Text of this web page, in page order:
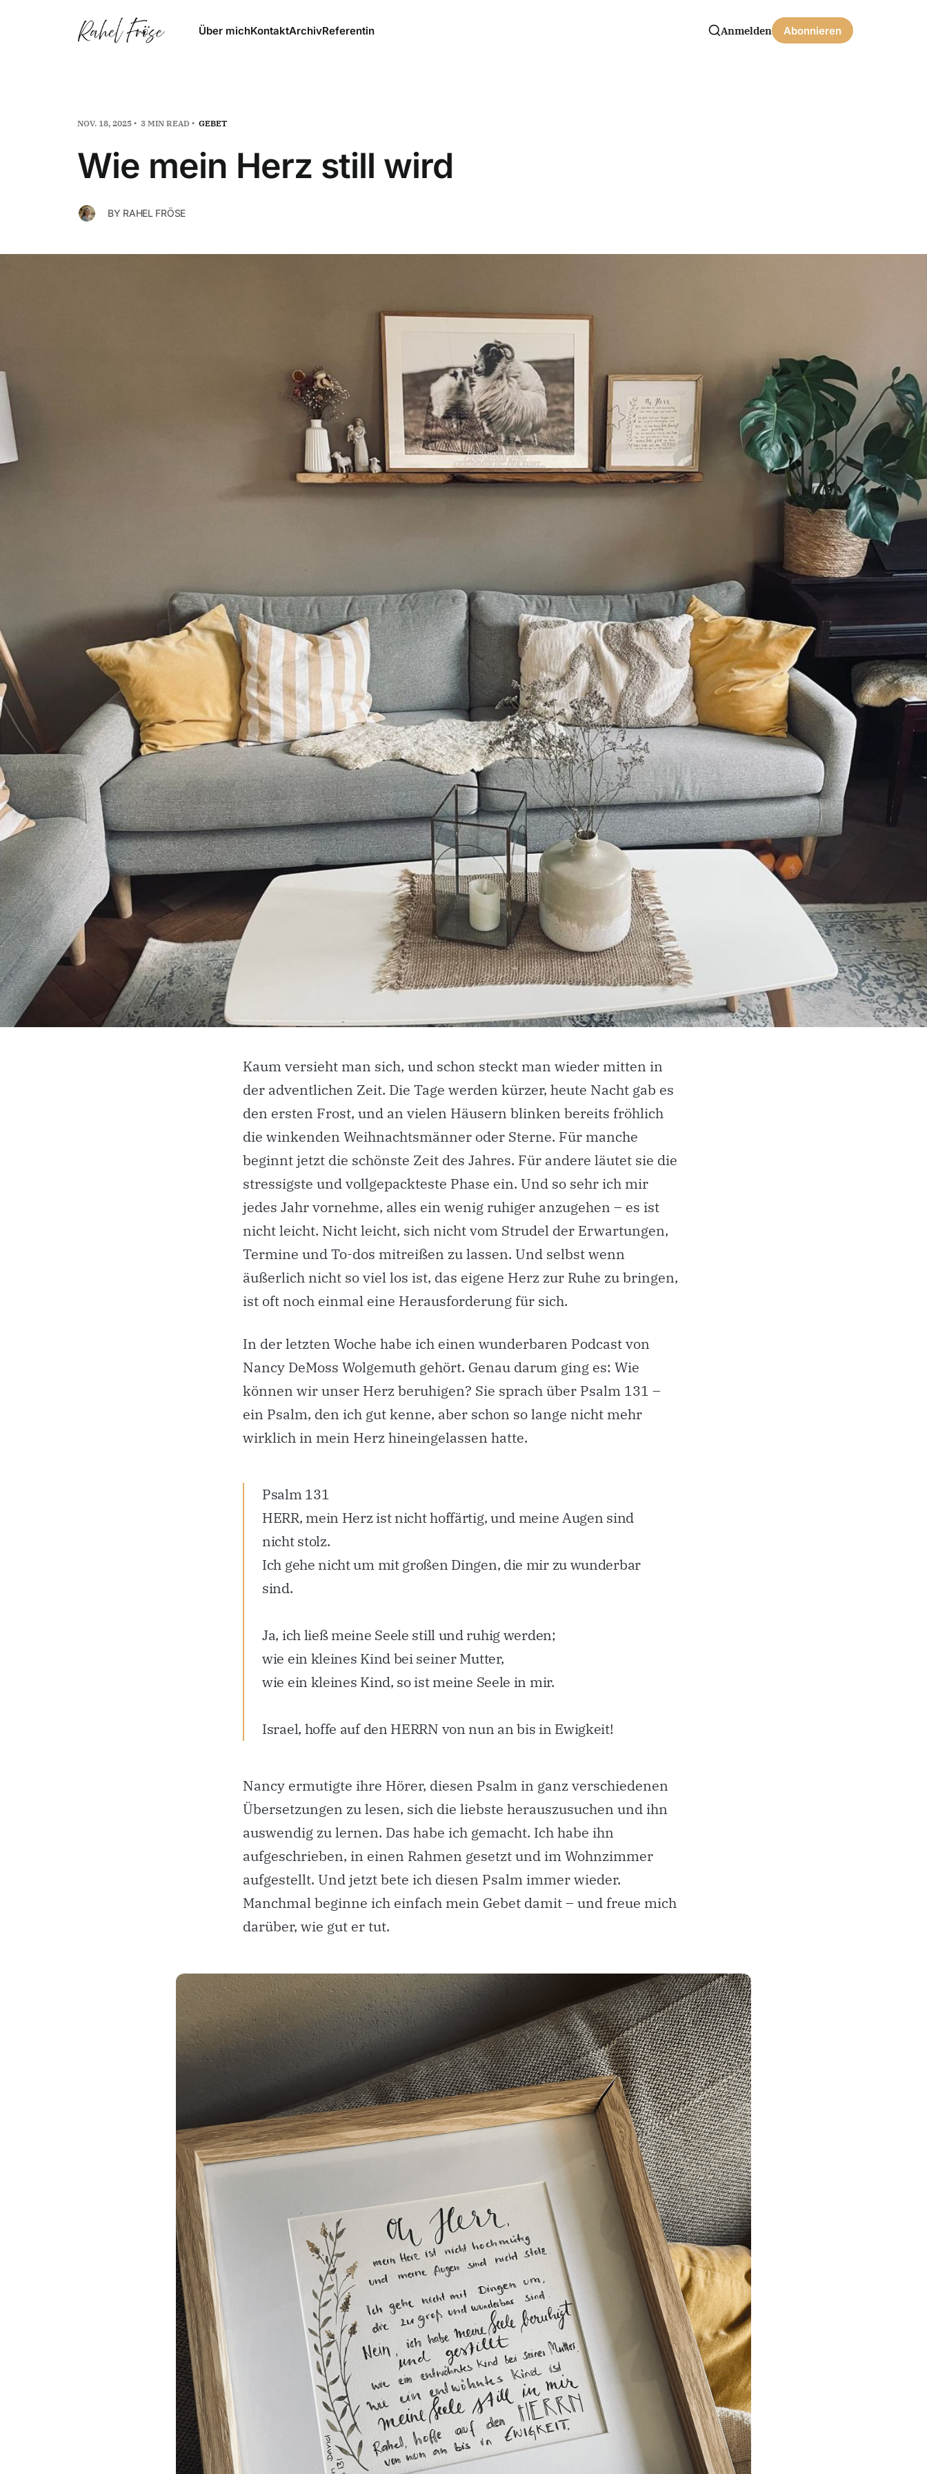
Über michKontaktArchivReferentin Anmelden Abonnieren
NOV. 18, 2025 3 MIN READ GEBET
Wie mein Herz still wird
BY RAHEL FRÖSE
Kaum versieht man sich, und schon steckt man wieder mitten in
der adventlichen Zeit. Die Tage werden kürzer, heute Nacht gab es
den ersten Frost, und an vielen Häusern blinken bereits fröhlich
die winkenden Weihnachtsmänner oder Sterne. Für manche
beginnt jetzt die schönste Zeit des Jahres. Für andere läutet sie die
stressigste und vollgepackteste Phase ein. Und so sehr ich mir
jedes Jahr vornehme, alles ein wenig ruhiger anzugehen – es ist
nicht leicht. Nicht leicht, sich nicht vom Strudel der Erwartungen,
Termine und To-dos mitreißen zu lassen. Und selbst wenn
äußerlich nicht so viel los ist, das eigene Herz zur Ruhe zu bringen,
ist oft noch einmal eine Herausforderung für sich.
In der letzten Woche habe ich einen wunderbaren Podcast von
Nancy DeMoss Wolgemuth gehört. Genau darum ging es: Wie
können wir unser Herz beruhigen? Sie sprach über Psalm 131 –
ein Psalm, den ich gut kenne, aber schon so lange nicht mehr
wirklich in mein Herz hineingelassen hatte.
Psalm 131
HERR, mein Herz ist nicht hoffärtig, und meine Augen sind
nicht stolz.
Ich gehe nicht um mit großen Dingen, die mir zu wunderbar
sind.
Ja, ich ließ meine Seele still und ruhig werden;
wie ein kleines Kind bei seiner Mutter,
wie ein kleines Kind, so ist meine Seele in mir.
Israel, hoffe auf den HERRN von nun an bis in Ewigkeit!
Nancy ermutigte ihre Hörer, diesen Psalm in ganz verschiedenen
Übersetzungen zu lesen, sich die liebste herauszusuchen und ihn
auswendig zu lernen. Das habe ich gemacht. Ich habe ihn
aufgeschrieben, in einen Rahmen gesetzt und im Wohnzimmer
aufgestellt. Und jetzt bete ich diesen Psalm immer wieder.
Manchmal beginne ich einfach mein Gebet damit – und freue mich
darüber, wie gut er tut.